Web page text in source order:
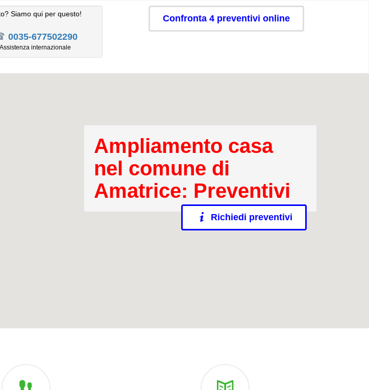
Siamo qui per questo!
0035-677502290
Assistenza internazionale
Confronta 4 preventivi online
Ampliamento casa
nel comune di
Amatrice: Preventivi
Richiedi preventivi